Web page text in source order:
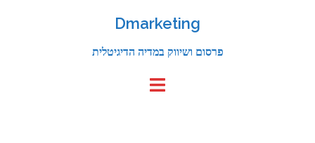
Dmarketing
פרסום ושיווק במדיה הדיגיטלית